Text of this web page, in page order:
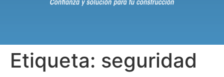
Etiqueta: seguridad